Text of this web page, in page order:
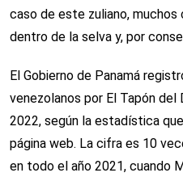
caso de este zuliano, muchos
dentro de la selva y, por
El Gobierno de Panamá
venezolanos por El Tapón del
2022, según la estadística
página web. La cifra es 10
en todo el año 2021, cuando